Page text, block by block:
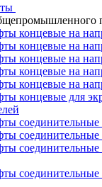
концевые на
концевые на
концевые на
концевые на
концевые на
концевые для
соединительные
соединительные
соединительные
соединительные